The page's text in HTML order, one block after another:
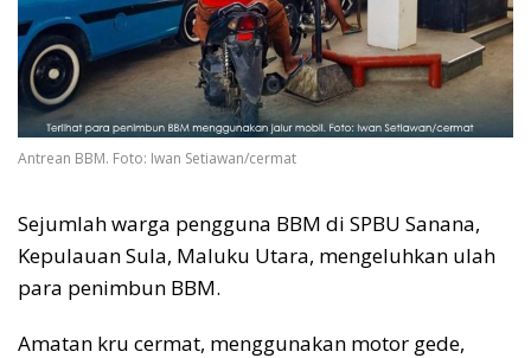
Antrean BBM. Foto: Iwan Setiawan/cermat
Sejumlah warga pengguna BBM di SPBU Sanana,
Kepulauan Sula, Maluku Utara, mengeluhkan ulah
para penimbun BBM.
Amatan kru cermat, menggunakan motor gede,